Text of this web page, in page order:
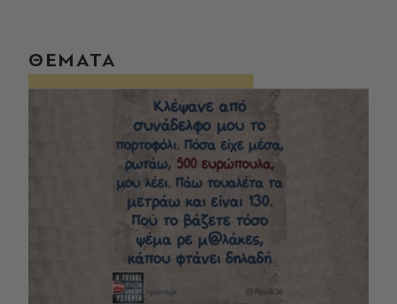
ΘΕΜΑΤΑ